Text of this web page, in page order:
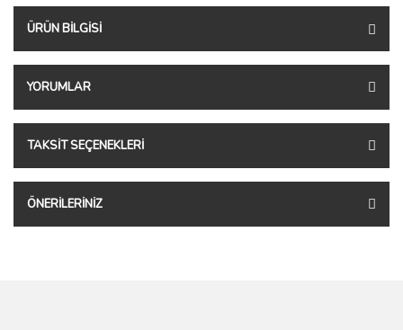
ÜRÜN BILGISI
YORUMLAR
TAKSIT SEÇENEKLERI
ÖNERILERINIZ